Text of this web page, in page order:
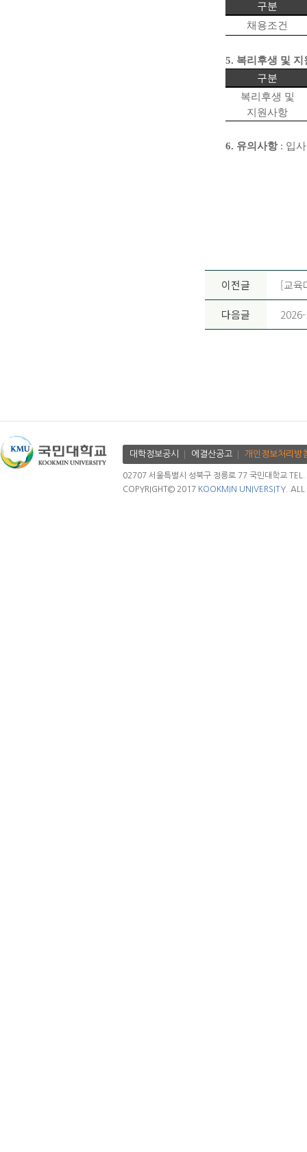
구분
채용조건
5. 복리후생 및 지
구분
복리후생 및
지원사항
6. 유의사항: 입
이전글 [교육
다음글
대학정보공시 에결산공고 개인정보처리방
02707 서울특별시 성북구 정릉로 77 국민대학교
COPYRIGHT© 2017 KOOKMIN UNIVERSITY. ALL